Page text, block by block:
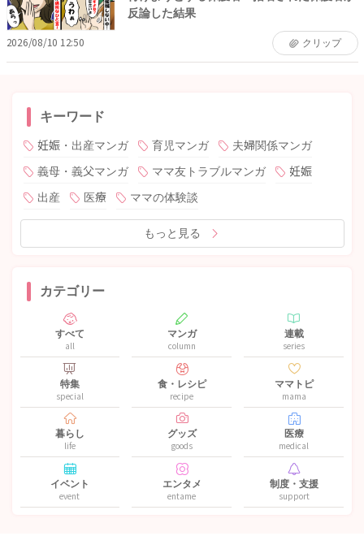
反論した結果
2026/08/10 12:50 クリップ
キーワード
妊娠・出産マンガ 育児マンガ
夫婦関係マンガ
義母・義父マンガ
ママ友トラブルマンガ
妊娠
出産
医療 ママの体験談
もっと見る
カテゴリー
すべて
all
マンガ
column
連載
series
特集
special
食・レシピ
recipe
ママトピ
mama
暮らし
life
グッズ
goods
医療
medical
イベント
event
エンタメ
entame
制度・支援
support